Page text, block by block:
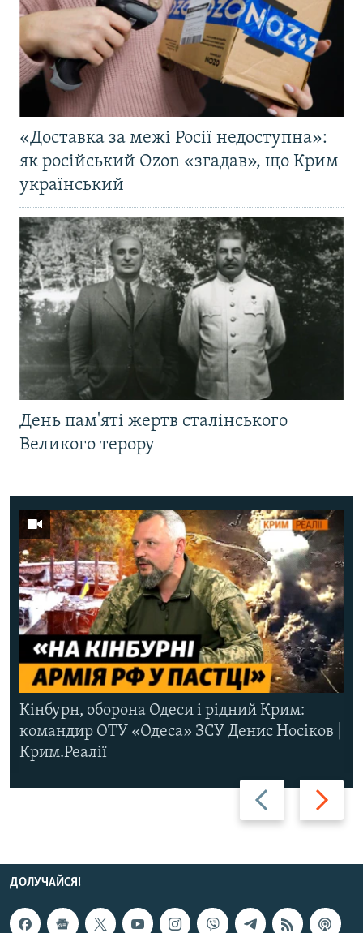
«Доставка за межі Росії недоступна»:
як російський Ozon «згадав», що Крим
український
День пам'яті жертв сталінського
Великого терору
Назад Вперед
Кінбурн, оборона Одеси і рідний Крим:
командир ОТУ «Одеса» ЗСУ Денис Носіков |
Крим.Реалії
ДОЛУЧАЙСЯ!